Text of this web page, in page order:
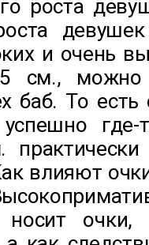
роста
и очень
см., можно
баб. То
успешно
влияют
носит очки,